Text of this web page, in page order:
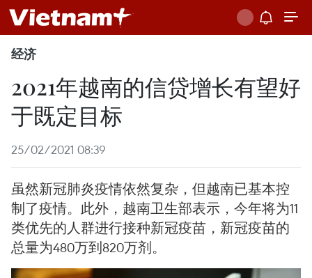
经济
2021年越南的信贷增长有望好
于既定目标
25/02/2021 08:39
虽然新冠肺炎疫情依然复杂，但越南已基本控
制了疫情。此外，越南卫生部表示，今年将为11
类优先的人群进行接种新冠疫苗，新冠疫苗的
总量为480万到820万剂。